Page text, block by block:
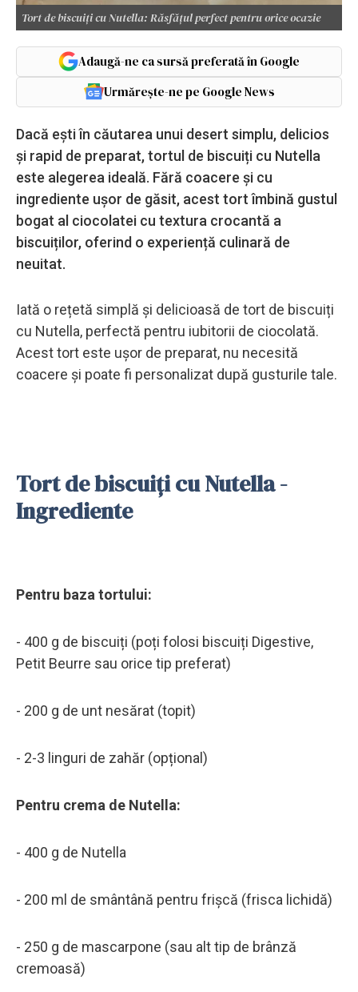
Tort de biscuiți cu Nutella: Răsfățul perfect pentru orice ocazie
Adaugă-ne ca sursă preferată în Google
Urmărește-ne pe Google News
Dacă ești în căutarea unui desert simplu, delicios
și rapid de preparat, tortul de biscuiți cu Nutella
este alegerea ideală. Fără coacere și cu
ingrediente ușor de găsit, acest tort îmbină gustul
bogat al ciocolatei cu textura crocantă a
biscuiților, oferind o experiență culinară de
neuitat.
Iată o rețetă simplă și delicioasă de tort de biscuiți
cu Nutella, perfectă pentru iubitorii de ciocolată.
Acest tort este ușor de preparat, nu necesită
coacere și poate fi personalizat după gusturile tale.
Tort de biscuiți cu Nutella -
Ingrediente
Pentru baza tortului:
- 400 g de biscuiți (poți folosi biscuiți Digestive,
Petit Beurre sau orice tip preferat)
- 200 g de unt nesărat (topit)
- 2-3 linguri de zahăr (opțional)
Pentru crema de Nutella:
- 400 g de Nutella
- 200 ml de smântână pentru frișcă (frisca lichidă)
- 250 g de mascarpone (sau alt tip de brânză
cremoasă)